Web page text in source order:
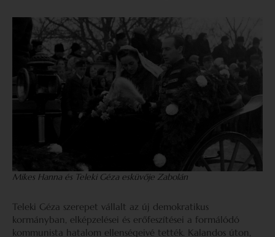
Mikes Hanna és Teleki Géza esküvője Zabolán
Teleki Géza szerepet vállalt az új demokratikus
kormányban, elképzelései és erőfeszítései a formálódó
kommunista hatalom ellenségeivé tették. Kalandos úton,